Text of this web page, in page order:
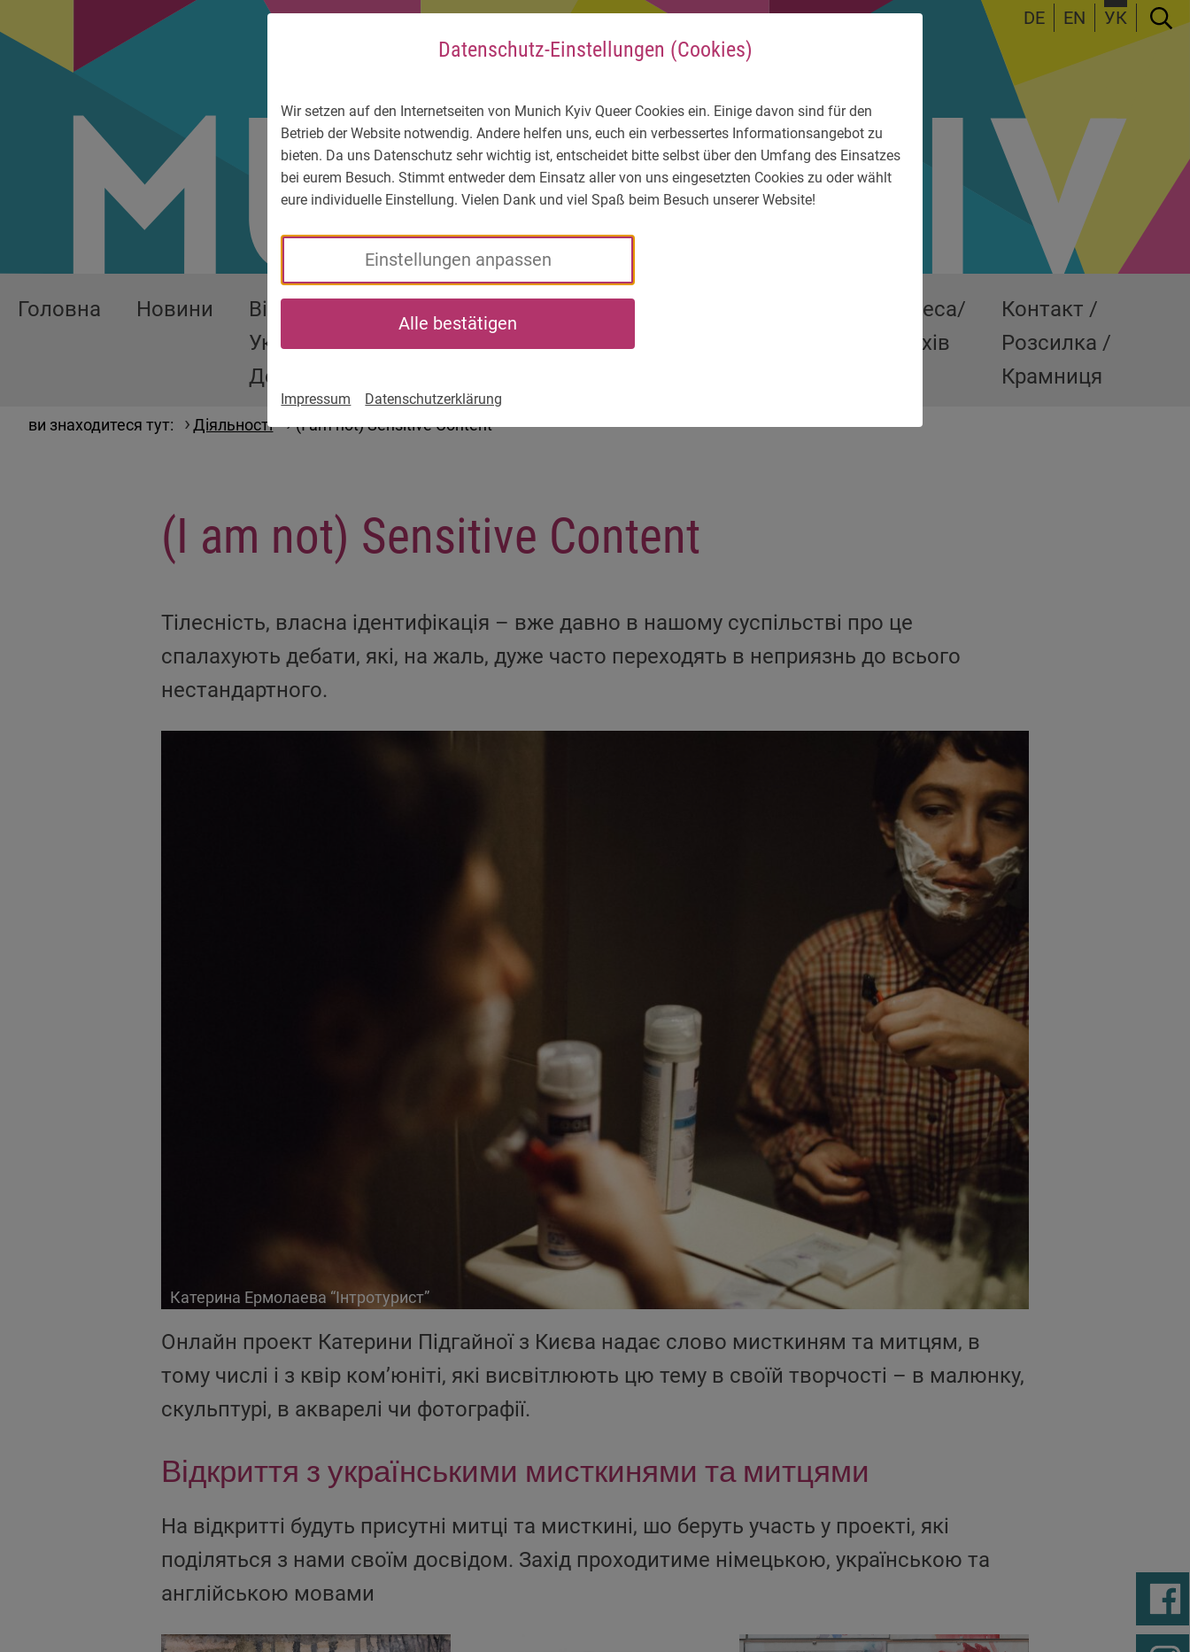
Datenschutz-Einstellungen (Cookies)
Wir setzen auf den Internetseiten von Munich Kyiv Queer Cookies ein. Einige davon sind für den
Betrieb der Website notwendig. Andere helfen uns, euch ein verbessertes Informationsangebot zu
bieten. Da uns Datenschutz sehr wichtig ist, entscheidet bitte selbst über den Umfang des Einsatzes
bei eurem Besuch. Stimmt entweder dem Einsatz aller von uns eingesetzten Cookies zu oder wählt
eure individuelle Einstellung. Vielen Dank und viel Spaß beim Besuch unserer Website!
Einstellungen anpassen
Alle bestätigen
Impressum Datenschutzerklärung
До головного меню
Zum Sprachmenü
Перейти до вмісту
Zu den Service-Informationen DE EN УК
Головна Новини
Війна в
Україні -
Допомога
Яка
ми
Преса/
Архів
Контакт /
Розсилка /
Крамниця
ви знаходитеся тут: Діяльності (I am not) Sensitive Content
(I am not) Sensitive Content
Тілесність, власна ідентифікація – вже давно в нашому суспільстві про це
спалахують дебати, які, на жаль, дуже часто переходять в неприязнь до всього
нестандартного.
Катерина Ермолаева “Інтротурист”
Онлайн проект Катерини Підгайної з Києва надає слово мисткиням та митцям, в
тому числі і з квір ком’юніті, які висвітлюють цю тему в своїй творчості – в малюнку,
скульптурі, в акварелі чи фотографії.
Відкриття з українськими мисткинями та митцями
На відкритті будуть присутні митці та мисткині, шо беруть участь у проекті, які
поділяться з нами своїм досвідом. Захід проходитиме німецькою, українською та
англійською мовами